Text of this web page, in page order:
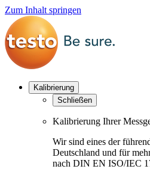
Zum Inhalt springen
Kalibrierung
Schließen
Kalibrierung Ihrer
Wir sind eines der
Deutschland und für
nach DIN EN ISO/IEC